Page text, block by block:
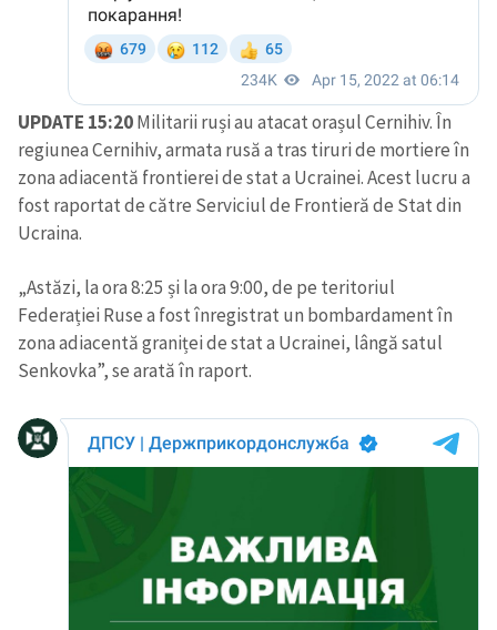
UPDATE 15:20Militarii ruși au atacat orașul Cernihiv. În
regiunea Cernihiv, armata rusă a tras tiruri de mortiere în
zona adiacentă frontierei de stat a Ucrainei. Acest lucru a
fost raportat de către Serviciul de Frontieră de Stat din
Ucraina.
„Astăzi, la ora 8:25 și la ora 9:00, de pe teritoriul
Federației Ruse a fost înregistrat un bombardament în
zona adiacentă graniței de stat a Ucrainei, lângă satul
Senkovka”, se arată în raport.
CONTACT SURSĂ
+ Numele meu
Email+ Emailul meu
Am citit și sunt de
acord cupolitica de
confidențialitate